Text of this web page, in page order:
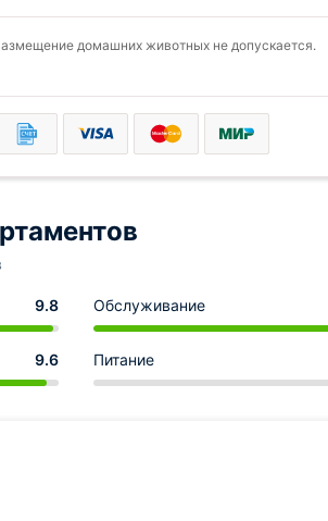
домашних животных не допускается.
9.8 Обслуживание
9.6 Питание